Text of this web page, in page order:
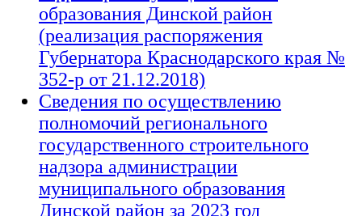
образования Динской район
(реализация распоряжения
Губернатора Краснодарского края №
352-р от 21.12.2018)
Сведения по осуществлению
полномочий регионального
государственного строительного
надзора администрации
муниципального образования
Динской район за 2023 год